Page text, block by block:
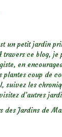
un petit jardin
travers ce blog, je
en
plantes coup de
suivez les
d’autres
des Jardins de